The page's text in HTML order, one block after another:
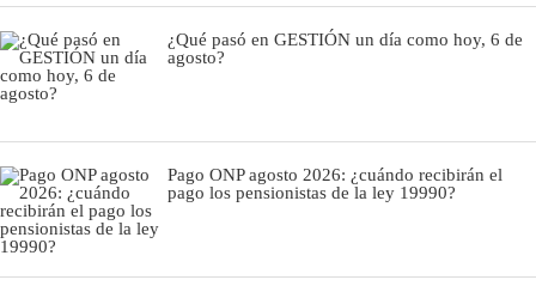
¿Qué pasó en GESTIÓN un día como hoy, 6 de
agosto?
Pago ONP agosto 2026: ¿cuándo recibirán el
pago los pensionistas de la ley 19990?